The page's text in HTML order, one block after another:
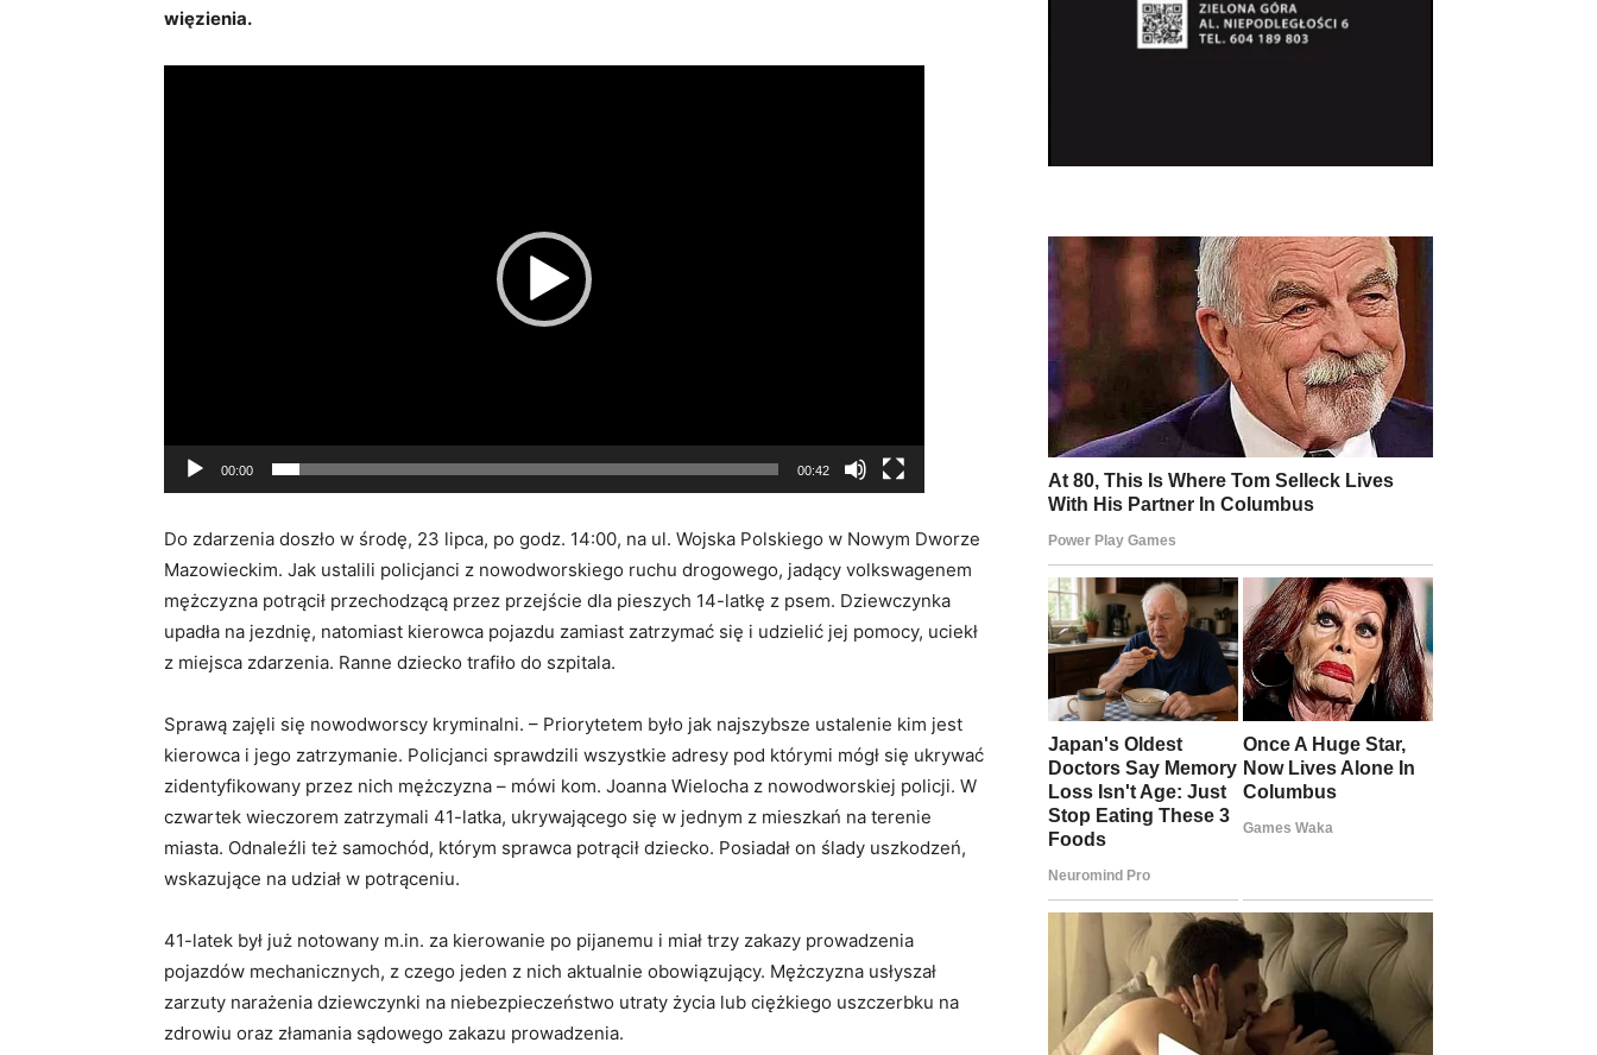
więzienia.
00:00 00:42
Do zdarzenia doszło w środę, 23 lipca, po godz. 14:00, na ul. Wojska Polskiego w Nowym Dworze
Mazowieckim. Jak ustalili policjanci z nowodworskiego ruchu drogowego, jadący volkswagenem
mężczyzna potrącił przechodzącą przez przejście dla pieszych 14-latkę z psem. Dziewczynka
upadła na jezdnię, natomiast kierowca pojazdu zamiast zatrzymać się i udzielić jej pomocy, uciekł
z miejsca zdarzenia. Ranne dziecko trafiło do szpitala.
Sprawą zajęli się nowodworscy kryminalni. – Priorytetem było jak najszybsze ustalenie kim jest
kierowca i jego zatrzymanie. Policjanci sprawdzili wszystkie adresy pod którymi mógł się ukrywać
zidentyfikowany przez nich mężczyzna – mówi kom. Joanna Wielocha z nowodworskiej policji. W
czwartek wieczorem zatrzymali 41-latka, ukrywającego się w jednym z mieszkań na terenie
miasta. Odnaleźli też samochód, którym sprawca potrącił dziecko. Posiadał on ślady uszkodzeń,
wskazujące na udział w potrąceniu.
41-latek był już notowany m.in. za kierowanie po pijanemu i miał trzy zakazy prowadzenia
pojazdów mechanicznych, z czego jeden z nich aktualnie obowiązujący. Mężczyzna usłyszał
zarzuty narażenia dziewczynki na niebezpieczeństwo utraty życia lub ciężkiego uszczerbku na
zdrowiu oraz złamania sądowego zakazu prowadzenia.